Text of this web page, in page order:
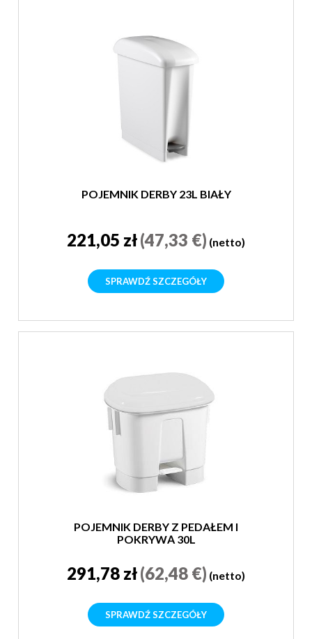
POJEMNIK DERBY 23L BIAŁY
221,05 zł(47,33 €) (netto)
SPRAWDŹ SZCZEGÓŁY
POJEMNIK DERBY Z PEDAŁEM I
POKRYWĄ 30L
291,78 zł(62,48 €) (netto)
SPRAWDŹ SZCZEGÓŁY